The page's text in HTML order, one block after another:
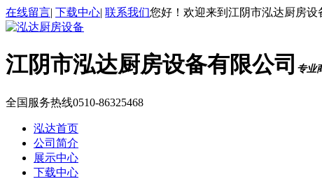
在线留言| 下载中心| 联系我们您好！欢迎来到江阴市泓达厨房设
江阴市泓达厨房设备有限公司 专业
全国服务热线0510-86325468
泓达首页
公司简介
展示中心
下载中心